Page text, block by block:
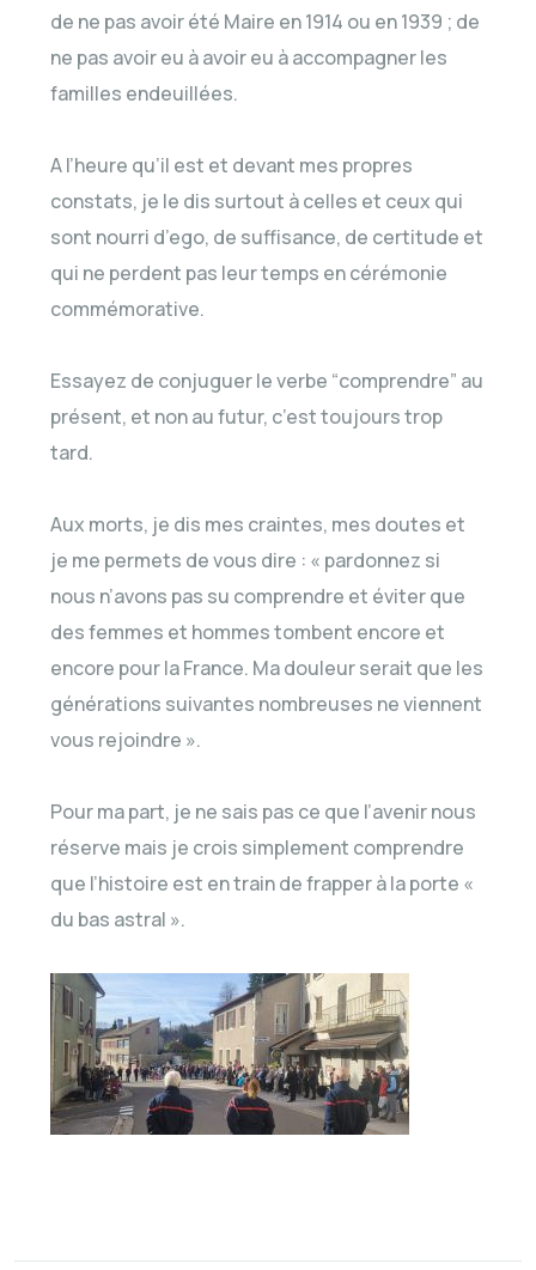
de ne pas avoir été Maire en 1914 ou en 1939 ; de
ne pas avoir eu à avoir eu à accompagner les
familles endeuillées.
A l’heure qu’il est et devant mes propres
constats, je le dis surtout à celles et ceux qui
sont nourri d’ego, de suffisance, de certitude et
qui ne perdent pas leur temps en cérémonie
commémorative.
Essayez de conjuguer le verbe “comprendre” au
présent, et non au futur, c’est toujours trop
tard.
Aux morts, je dis mes craintes, mes doutes et
je me permets de vous dire : « pardonnez si
nous n’avons pas su comprendre et éviter que
des femmes et hommes tombent encore et
encore pour la France. Ma douleur serait que les
générations suivantes nombreuses ne viennent
vous rejoindre ».
Pour ma part, je ne sais pas ce que l’avenir nous
réserve mais je crois simplement comprendre
que l’histoire est en train de frapper à la porte «
du bas astral ».